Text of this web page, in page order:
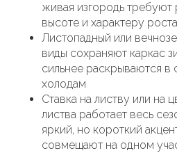
живая изгородь требуют
высоте и характеру роста
Листопадный или
виды сохраняют каркас
сильнее раскрываются в
холодам
Ставка на листву или на
листва работает весь
яркий, но короткий
совмещают на одном